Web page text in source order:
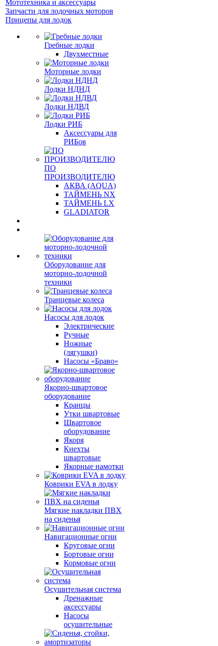
Мототехника и аксессуары
Запчасти для лодочных моторов
Прицепы для лодок
Гребные лодки
Двухместные
Моторные лодки
Лодки НДНД
Лодки НДВД
Лодки РИБ
Аксессуары для
РИБов
ПО
ПРОИЗВОДИТЕЛЮ
АКВА (AQUA)
ТАЙМЕНЬ NX
ТАЙМЕНЬ LX
GLADIATOR
Оборудование для
моторно-лодочной
техники
Транцевые колеса
Насосы для лодок
Электрические
Ручные
Ножные
(лягушки)
Насосы «Браво»
Якорно-швартовое
оборудование
Кранцы
Утки швартовые
Швартовое
оборудование
Якоря
Кнехты
швартовые
Якорные намотки
Коврики EVA в лодку
Мягкие накладки ПВХ
на сиденья
Навигационные огни
Круговые огни
Бортовые огни
Кормовые огни
Осушительная система
Дренажные
аксессуары
Насосы
осушительные